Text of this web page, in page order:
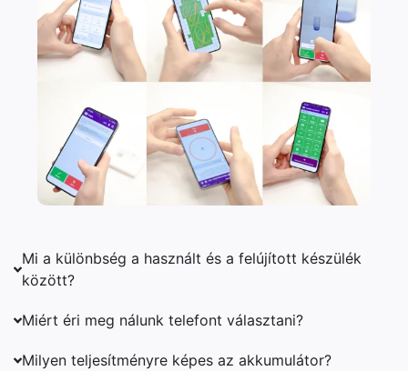
Mi a különbség a használt és a felújított készülék
között?
Miért éri meg nálunk telefont választani?
Milyen teljesítményre képes az akkumulátor?